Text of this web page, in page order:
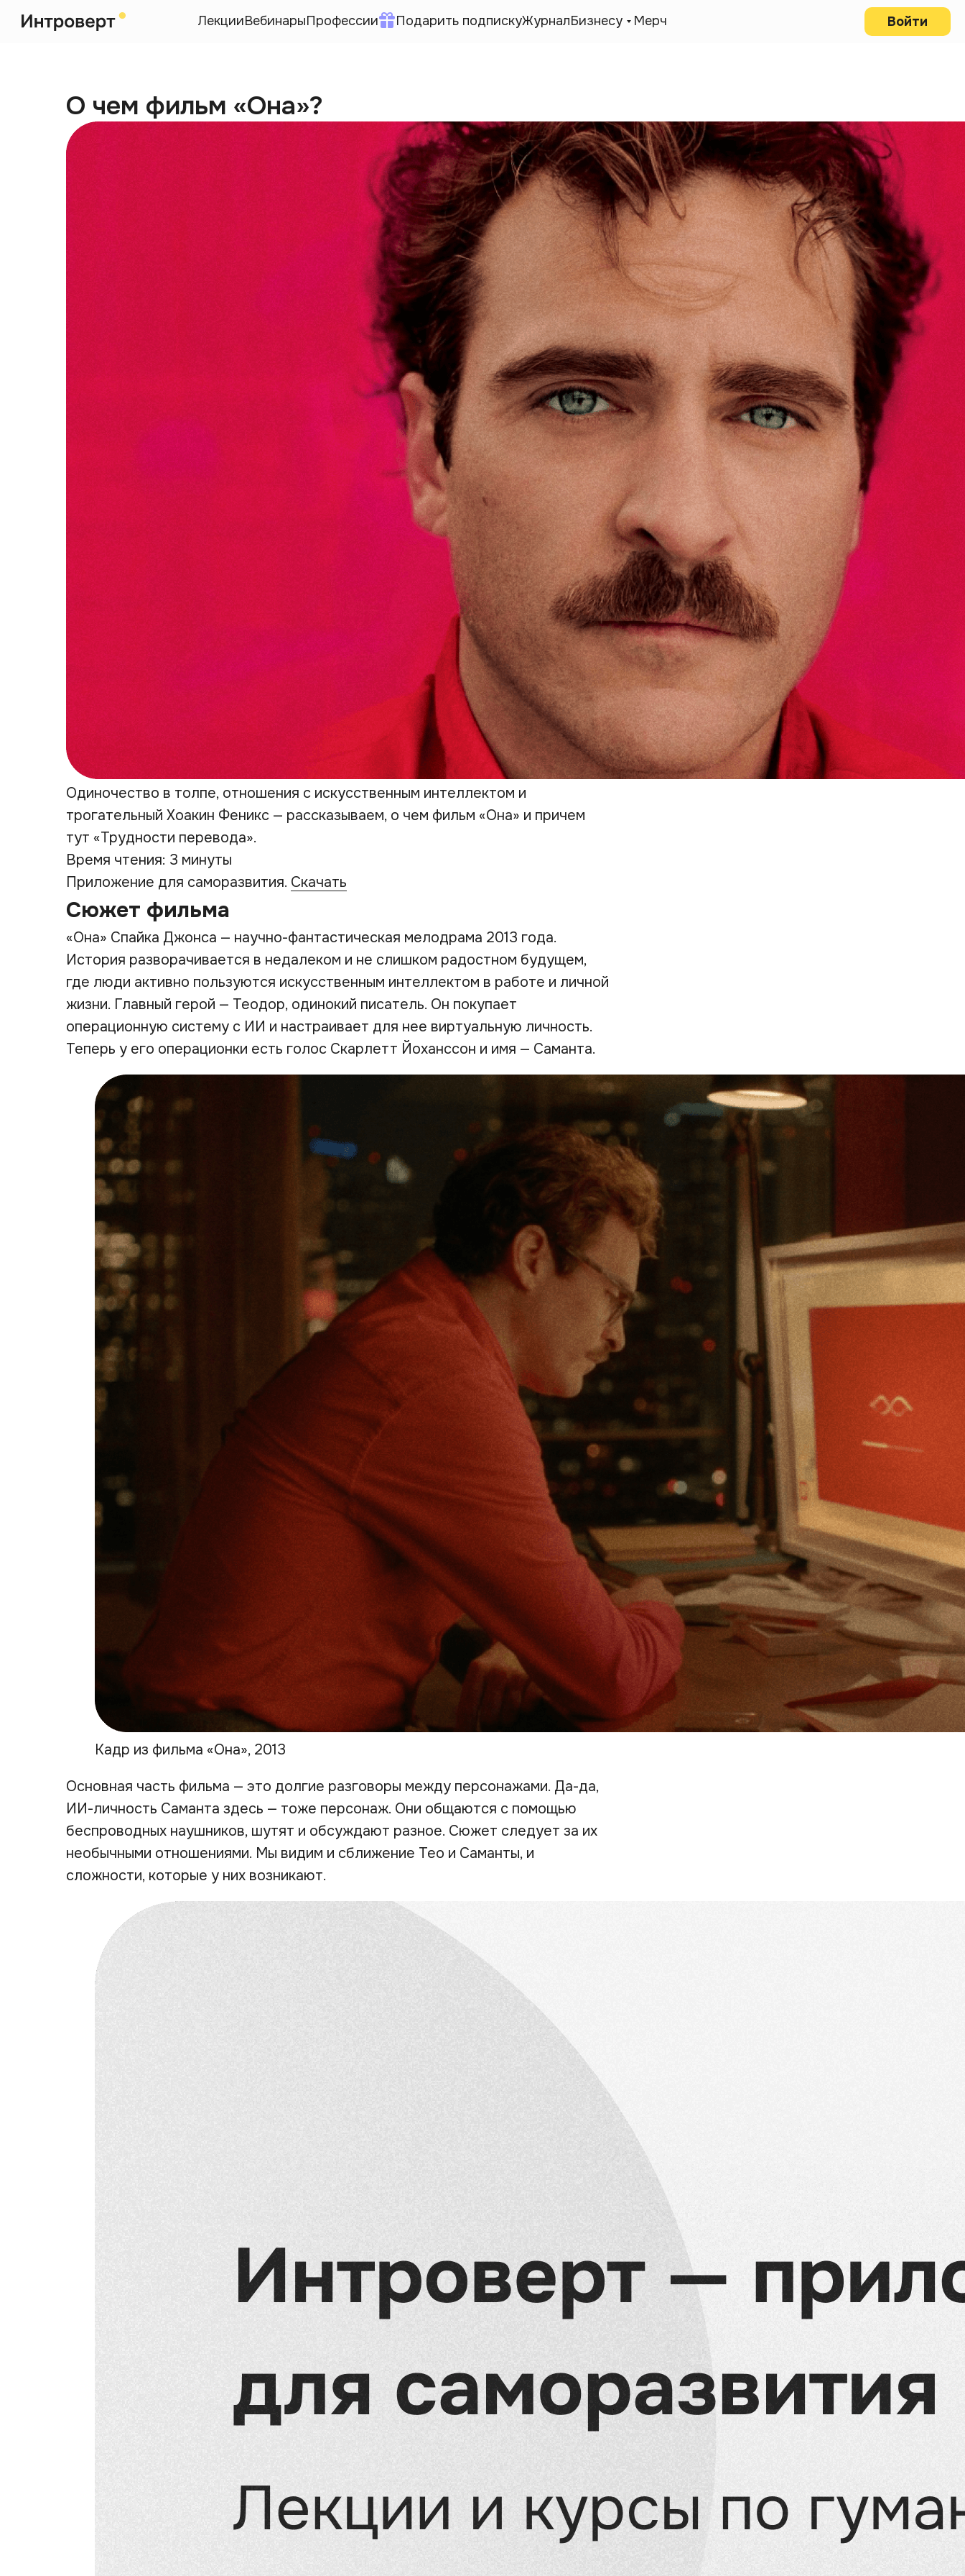
ЛекцииВебинарыПрофессии Подарить подпискуЖурналБизнесу Мерч Войти
О чем фильм «Она»?
Одиночество в толпе, отношения с искусственным интеллектом и
трогательный Хоакин Феникс — рассказываем, о чем фильм «Она» и причем
тут «Трудности перевода».
Время чтения: 3 минуты
Приложение для саморазвития. Скачать
Сюжет фильма
«Она» Спайка Джонса — научно-фантастическая мелодрама 2013 года.
История разворачивается в недалеком и не слишком радостном будущем,
где люди активно пользуются искусственным интеллектом в работе и личной
жизни. Главный герой — Теодор, одинокий писатель. Он покупает
операционную систему с ИИ и настраивает для нее виртуальную личность.
Теперь у его операционки есть голос Скарлетт Йоханссон и имя — Саманта.
Кадр из фильма «Она», 2013
Основная часть фильма — это долгие разговоры между персонажами. Да-да,
ИИ-личность Саманта здесь — тоже персонаж. Они общаются с помощью
беспроводных наушников, шутят и обсуждают разное. Сюжет следует за их
необычными отношениями. Мы видим и сближение Тео и Саманты, и
сложности, которые у них возникают.